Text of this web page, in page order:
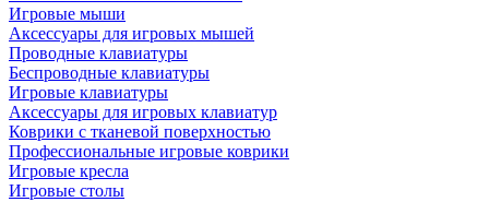
Игровые мыши
Аксессуары для игровых мышей
Проводные клавиатуры
Беспроводные клавиатуры
Игровые клавиатуры
Аксессуары для игровых клавиатур
Коврики с тканевой поверхностью
Профессиональные игровые коврики
Игровые кресла
Игровые столы